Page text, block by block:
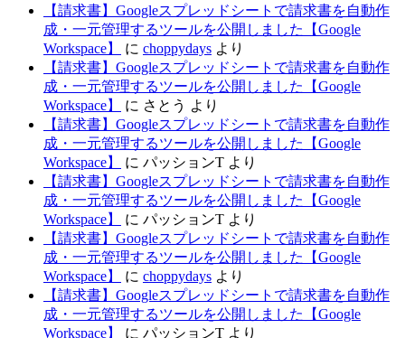
【請求書】Googleスプレッドシートで請求書を自動作
成・一元管理するツールを公開しました【Google
Workspace】
に choppydays より
【請求書】Googleスプレッドシートで請求書を自動作
成・一元管理するツールを公開しました【Google
Workspace】
に さとう より
【請求書】Googleスプレッドシートで請求書を自動作
成・一元管理するツールを公開しました【Google
Workspace】
に パッションT より
【請求書】Googleスプレッドシートで請求書を自動作
成・一元管理するツールを公開しました【Google
Workspace】
に パッションT より
【請求書】Googleスプレッドシートで請求書を自動作
成・一元管理するツールを公開しました【Google
Workspace】
に choppydays より
【請求書】Googleスプレッドシートで請求書を自動作
成・一元管理するツールを公開しました【Google
Workspace】
に パッションT より